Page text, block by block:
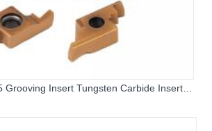
Grooving Insert Tungsten Carbide Insert